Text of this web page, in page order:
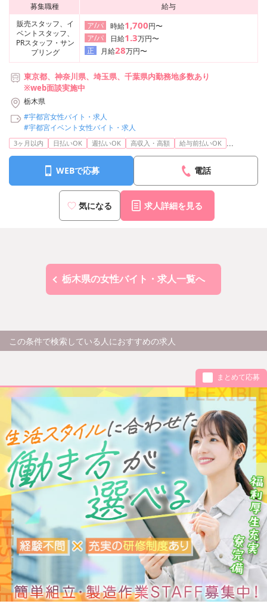
募集職種
給与
販売スタッフ、イ
ベントスタッフ、
PRスタッフ・サン
プリング
ア/パ 時給1,700円〜
ア/パ
日給1.3万円〜
正
月給28万円〜
東京都、神奈川県、埼玉県、千葉県内勤務地多数あり
※web面談実施中
栃木県
#宇都宮女性バイト・求人
#宇都宮イベント女性バイト・求人
3ヶ月以内 日払いOK 週払いOK 高収入・高額 給与前払いOK ...
WEBで応募 電話
気になる 求人詳細を見る
栃木県の女性バイト・求人一覧へ
この条件で検索している人におすすめの求人
まとめて応募